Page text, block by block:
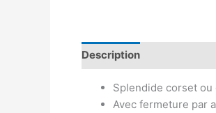
Description
Splendide corset
Avec fermeture par